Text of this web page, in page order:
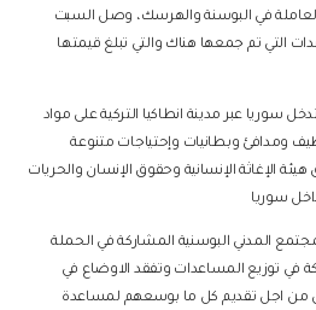
العاملة في البوسنة والهرسك، وصل السبت
التي تم جمعها هناك والتي تبلغ قيمتها
سوريا عبر مدينة انطاكيا التركية على مواد
ومدافئ وبطانيات وإحتياجات متنوعة
الإغاثة الإنسانية وحقوق الإنسان والحريات
سوريا
المدني البوسنية المشاركة في الحملة
في توزيع المساعدات وتفقد الاوضاع في
من اجل تقديم كل ما بوسعهم لمساعدة